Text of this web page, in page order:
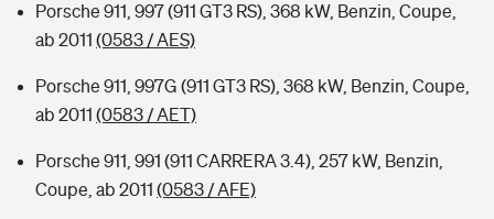
Porsche 911, 997 (911 GT3 RS), 368 kW, Benzin, Coupe,
ab 2011 (0583 / AES)
Porsche 911, 997G (911 GT3 RS), 368 kW, Benzin, Coupe,
ab 2011 (0583 / AET)
Porsche 911, 991 (911 CARRERA 3.4), 257 kW, Benzin,
Coupe, ab 2011 (0583 / AFE)